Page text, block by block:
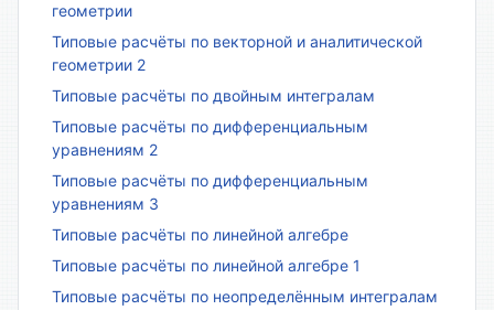
геометрии
Типовые расчёты по векторной и аналитической
геометрии 2
Типовые расчёты по двойным интегралам
Типовые расчёты по дифференциальным
уравнениям 2
Типовые расчёты по дифференциальным
уравнениям 3
Типовые расчёты по линейной алгебре
Типовые расчёты по линейной алгебре 1
Типовые расчёты по неопределённым интегралам